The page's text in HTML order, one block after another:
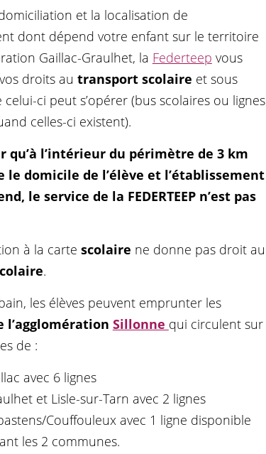
et la localisation de
dont dépend votre enfant sur le territoire
Gaillac-Graulhet, la Federteep vous
droits au transport scolaire et sous
ci peut s’opérer (bus scolaires ou lignes
celles-ci existent).
qu’à l’intérieur du périmètre de 3 km
domicile de l’élève et l’établissement
le service de la FEDERTEEP n’est pas
à la carte scolaire ne donne pas droit au
.
les élèves peuvent emprunter les
l’agglomération Sillonne qui circulent sur
de :
avec 6 lignes
et Lisle-sur-Tarn avec 2 lignes
Couffouleux avec 1 ligne disponible
les 2 communes.